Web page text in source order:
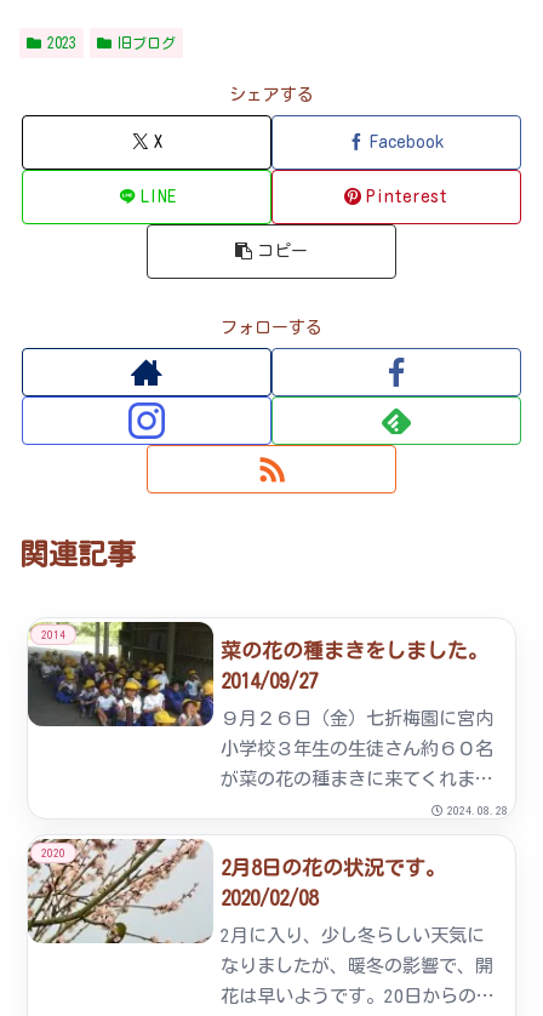
2023 旧ブログ
シェアする
X Facebook
LINE Pinterest
コピー
フォローする
関連記事
2014
菜の花の種まきをしました。
2014/09/27
９月２６日（金）七折梅園に宮内
小学校３年生の生徒さん約６０名
が菜の花の種まきに来てくれまし
た。２００５年から始まった菜の
花の種まきも今年で９年目を迎え
ました。中には、成人してから当
組合に興味を持って下さる方もい
て七折小梅の輪が広がっていま
す...
2024.08.28
2020
2月8日の花の状況です。
2020/02/08
2月に入り、少し冬らしい天気に
なりましたが、暖冬の影響で、開
花は早いようです。20日からの